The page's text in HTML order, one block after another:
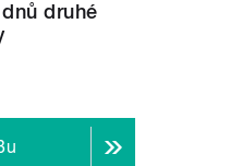
druhé